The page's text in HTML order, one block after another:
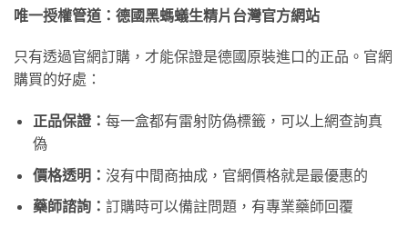
唯一授權管道：德國黑螞蟻生精片台灣官方網站
只有透過官網訂購，才能保證是德國原裝進口的正品。官網
購買的好處：
正品保證： 每一盒都有雷射防偽標籤，可以上網查詢真
偽
價格透明： 沒有中間商抽成，官網價格就是最優惠的
藥師諮詢： 訂購時可以備註問題，有專業藥師回覆